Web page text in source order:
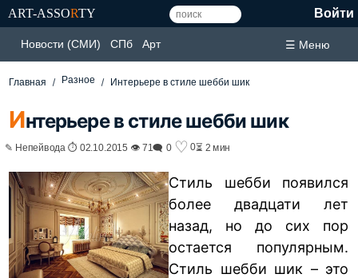
ART-ASSORTY Войти
Новости (СМИ) СПб Арт ☰ Меню
Главная Разное Интерьере в стиле шебби шик
Интерьере в стиле шебби шик
✎ Непейвода ⏱ 02.10.2015 👁 71🗨 0 ♡ 0⏳ 2 мин
Стиль шебби появился
более двадцати лет
назад, но до сих пор
остается популярным.
Стиль шебби шик – это